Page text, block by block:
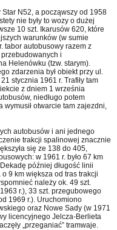
N52, a począwszy od 1958
nie były to wozy o dużej
10 szt. Ikarusów 620, które
warunków (w sumie
tabor autobusowy razem z
i
Helenówku (tzw. starym).
zdarzenia był obiekt przy ul.
stycznia 1961 r. Trafiły tam
z dniem 1 września
niedługo potem
wymusił otwarcie tam zajezdni,
autobusów i ani jednego
trakcji spalinowej znacznie
się ze 138 do 405,
w 1961 r. było 67 km
później długość linii
9 km większa od tras trakcji
należy ok. 49 szt.
r.), 33 szt. przegubowego
1969 r.). Uruchomiono
oraz Nowe Sady (w 1971
licencyjnego Jelcza-Berlieta
„przeganiać” tramwaje.